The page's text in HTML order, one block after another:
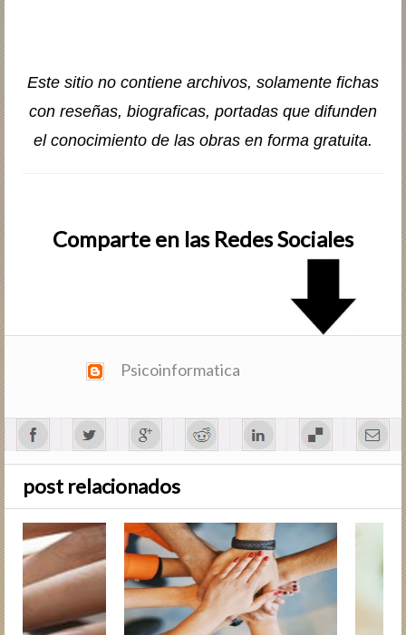
Este sitio no contiene archivos, solamente fichas
con reseñas, biografic­as, portadas que difunden
el conocimiento de las obras en forma gratuita.
Comparte en las Redes Sociales
Psicoinformatica
post relacionados